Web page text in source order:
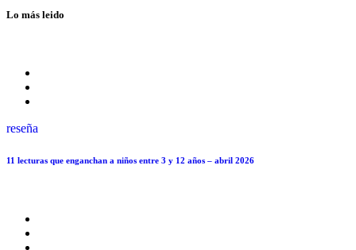
Lo más leido
reseña
11 lecturas que enganchan a niños entre 3 y 12 años – abril 2026